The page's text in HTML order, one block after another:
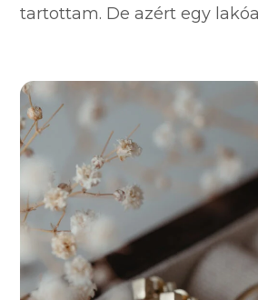
tartottam. De azért egy